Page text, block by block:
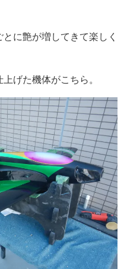
に艶が増してきて楽しく
げた機体がこちら。